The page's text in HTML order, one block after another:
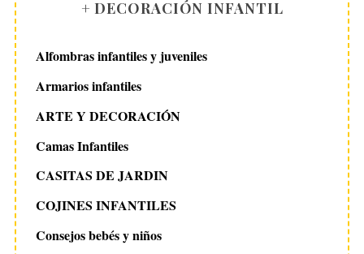
+ DECORACIÓN INFANTIL
Alfombras infantiles y juveniles
Armarios infantiles
ARTE Y DECORACIÓN
Camas Infantiles
CASITAS DE JARDIN
COJINES INFANTILES
Consejos bebés y niños